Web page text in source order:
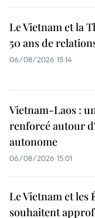
Le Vietnam et la
50 ans de
06/08/2026 15:14
Vietnam-Laos :
renforcé autour
autonome
06/08/2026 15:01
Le Vietnam et les
souhaitent